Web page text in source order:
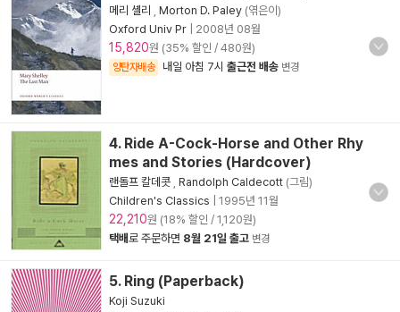
메리 셸리 Morton D. Paley (엮은이)
Oxford Univ Pr
2008년 08월
15,820원 (35% 할인 / 480원)
양탄자배송 내일 아침 7시 출근전 배송 변경
4. Ride A-Cock-Horse and Other Rhy
mes and Stories (Hardcover)
랜돌프 칼데콧 Randolph Caldecott (그림)
Children's Classics
1995년 11월
22,210원 (18% 할인 / 1,120원)
택배로 주문하면 8월 21일 출고 변경
5. Ring (Paperback)
Koji Suzuki